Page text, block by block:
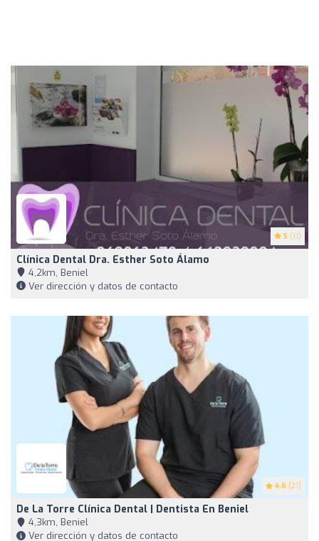
5 (11)
Clínica Dental Dra. Esther Soto Álamo
4,2km, Beniel
Ver dirección y datos de contacto
4.6 (21)
De La Torre Clínica Dental | Dentista En Beniel
4,3km, Beniel
Ver dirección y datos de contacto